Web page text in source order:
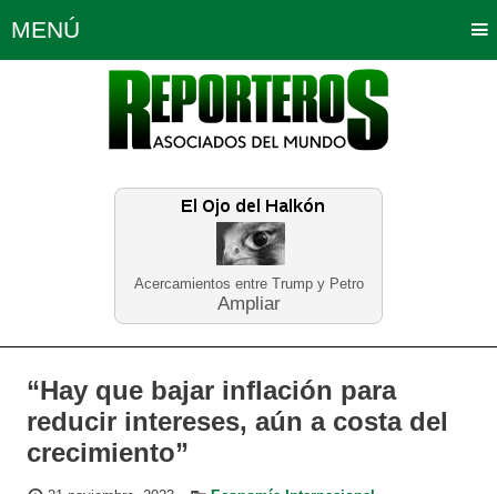
Acercamientos entre Trump y Petro
Ampliar
MENÚ
Política Opinión Bogotá
Planeta Tierra Deportes
Educación Neira
“Hay que bajar inflación para
reducir intereses, aún a costa del
crecimiento”